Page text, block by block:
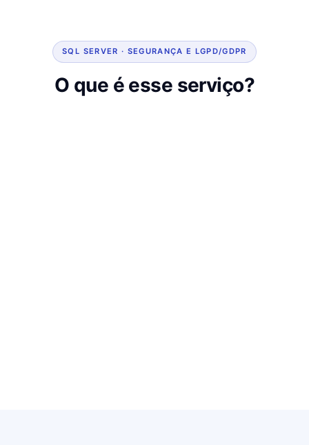
SQL SERVER · SEGURANÇA E LGPD/GDPR
O que é esse serviço?